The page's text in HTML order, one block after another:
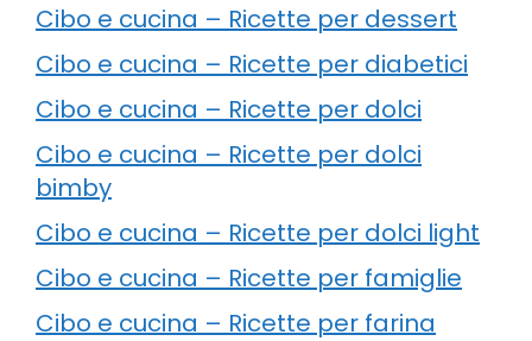
Cibo e cucina – Ricette per dessert
Cibo e cucina – Ricette per diabetici
Cibo e cucina – Ricette per dolci
Cibo e cucina – Ricette per dolci
bimby
Cibo e cucina – Ricette per dolci light
Cibo e cucina – Ricette per famiglie
Cibo e cucina – Ricette per farina